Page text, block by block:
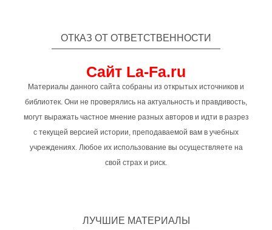
ОТКАЗ ОТ ОТВЕТСТВЕННОСТИ
Сайт La-Fa.ru
Материалы данного сайта собраны из открытых источников и
библиотек. Они не проверялись на актуальность и правдивость,
могут выражать частное мнение разных авторов и идти в разрез
с текущей версией истории, преподаваемой вам в учебных
учреждениях. Любое их использование вы осуществляете на
свой страх и риск.
ЛУЧШИЕ МАТЕРИАЛЫ